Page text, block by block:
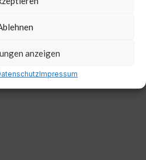
anzeigen
Impressum